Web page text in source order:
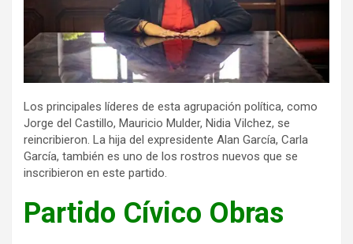
Los principales líderes de esta agrupación política, como
Jorge del Castillo, Mauricio Mulder, Nidia Vilchez, se
reincribieron. La hija del expresidente Alan García, Carla
García, también es uno de los rostros nuevos que se
inscribieron en este partido.
Partido Cívico Obras